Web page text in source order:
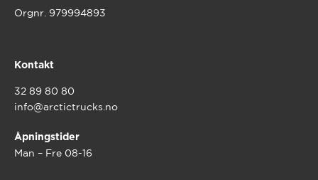
Orgnr. 979994893
Kontakt
32 89 80 80
info@arctictrucks.no
Åpningstider
Man – Fre 08-16